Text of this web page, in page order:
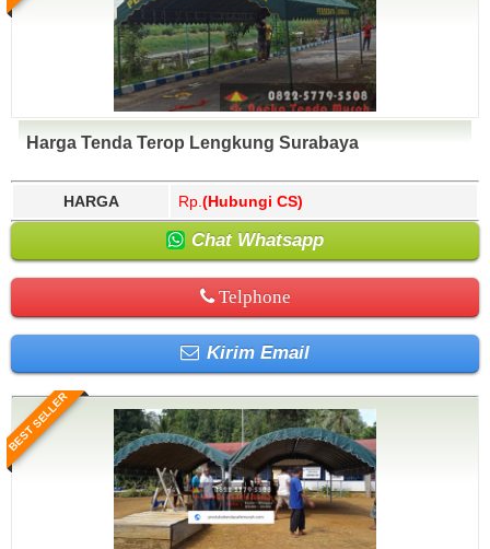
Harga Tenda Terop Lengkung Surabaya
HARGA Rp. (Hubungi CS)
Chat Whatsapp
Telphone
Kirim Email
BEST SELLER